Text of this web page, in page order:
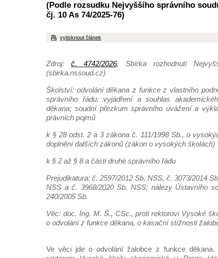
(Podle rozsudku Nejvyššího správního
čj. 10 As 74/2025-76)
vytisknout článek
Zdroj: č. 4742/2026, Sbírka rozhodnutí
(sbirka.nssoud.cz)
Školství: odvolání děkana z funkce z vlastního
správního řádu; vyjádření a souhlas
děkana; soudní přezkum správního uvážení a
právních pojmů
k § 28 odst. 2 a 3 zákona č. 111/1998 Sb., o
doplnění dalších zákonů (zákon o vysokých školách)
k § 2 až § 8 a části druhé správního řádu
Prejudikatura: č. 2597/2012 Sb. NSS, č. 3073/2014
NSS a č. 3968/2020 Sb. NSS; nálezy Ústavního
240/2005 Sb.
Věc: doc. Ing. M. Š., CSc., proti rektorovi Vysoké
o odvolání z funkce děkana, o kasační stížnosti
Ve věci jde o odvolání žalobce z funkce